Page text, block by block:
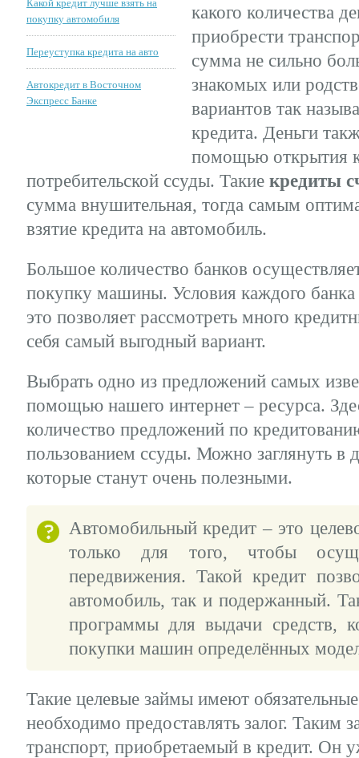
Какой кредит лучше взять на
покупку автомобиля
Переуступка кредита на авто
Автокредит в Восточном
Экспресс Банке
какого количества
приобрести
сумма не сильно
знакомых или
вариантов так
кредита. Деньги
помощью открытия
потребительской ссуды. Такие кредиты
сумма внушительная, тогда самым
взятие кредита на автомобиль.
Большое количество банков
покупку машины. Условия каждого
это позволяет рассмотреть много
себя самый выгодный вариант.
Выбрать одно из предложений самых
помощью нашего интернет – ресурса.
количество предложений по
пользованием ссуды. Можно заглянуть в
которые станут очень полезными.
Автомобильный кредит – это
только для того, чтобы
передвижения. Такой кредит
автомобиль, так и подержанный.
программы для выдачи средств,
покупки машин определённых
Такие целевые займы имеют
необходимо предоставлять залог. Таким
транспорт, приобретаемый в кредит. Он